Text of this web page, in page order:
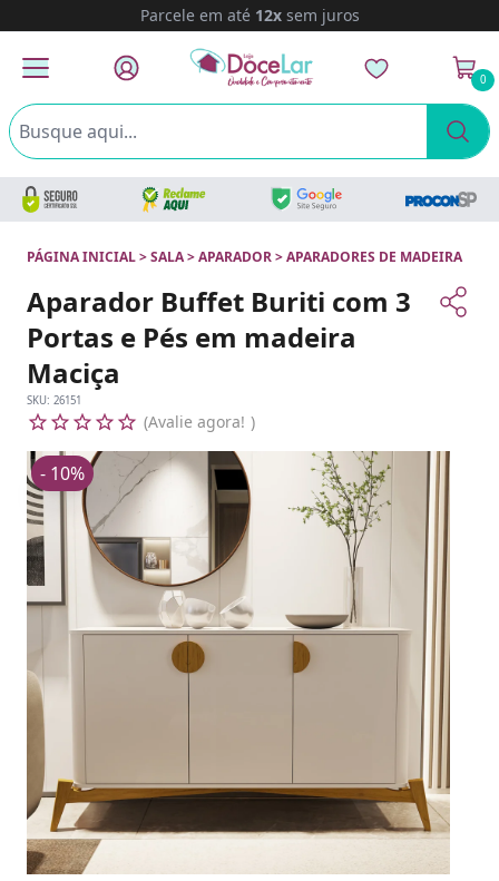
Parcele em até 12xsem juros
0
PÁGINA INICIAL>SALA>APARADOR>APARADORES DE MADEIRA
Aparador Buffet Buriti com 3
Portas e Pés em madeira
Maciça
SKU: 26151
Avalie agora!
- 10%